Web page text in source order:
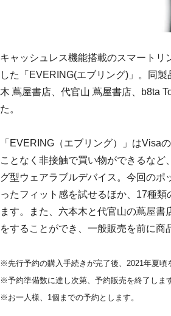
キャッシュレス機能搭載のスマート
した「EVERING(エブリング)」。同
木 蔦屋書店、代官山 蔦屋書店、b8ta
た。
「EVERING（エブリング）」はVisa
ことなく非接触で買い物ができるな
グ型ウェアラブルデバイス。今回の
ったフィット感を試せるほか、17種
ます。また、六本木と代官山の蔦屋
をすることができ、一般販売を前に商
※先行予約の購入手続きが完了後、2021年夏頃
※予約準備数に達し次第、予約販売を終了します
※お一人様、1個までの予約とします。